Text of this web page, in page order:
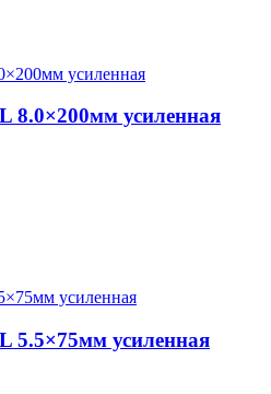
8.0×200мм усиленная
5.5×75мм усиленная